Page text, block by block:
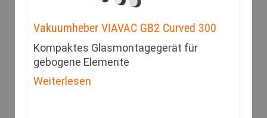
Vakuumheber VIAVAC GB2 Curved 300
Kompaktes Glasmontagegerät für
gebogene Elemente
Weiterlesen